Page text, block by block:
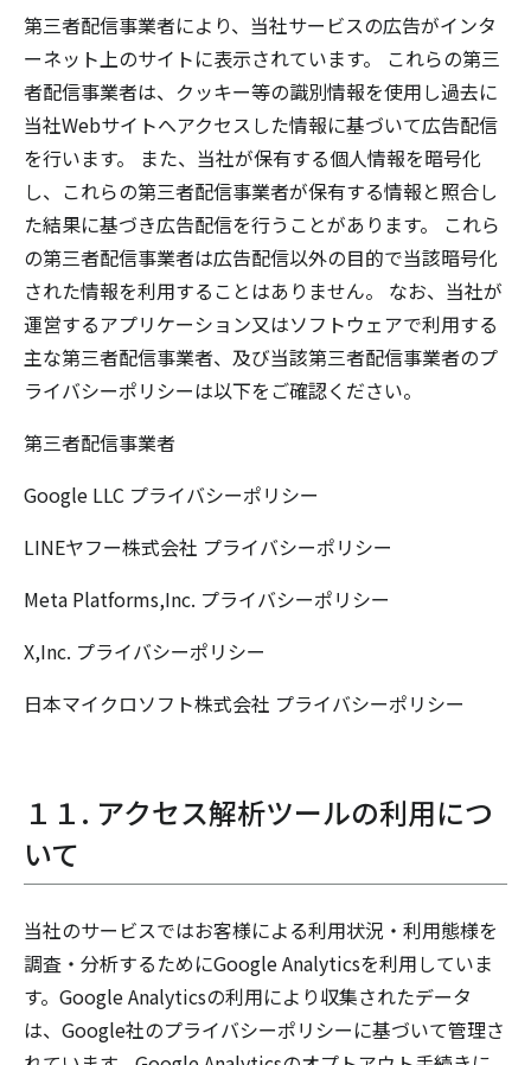
第三者配信事業者により、当社サービスの広告がインタ
ーネット上のサイトに表示されています。 これらの第三
者配信事業者は、クッキー等の識別情報を使用し過去に
当社Webサイトへアクセスした情報に基づいて広告配信
を行います。 また、当社が保有する個人情報を暗号化
し、これらの第三者配信事業者が保有する情報と照合し
た結果に基づき広告配信を行うことがあります。 これら
の第三者配信事業者は広告配信以外の目的で当該暗号化
された情報を利用することはありません。 なお、当社が
運営するアプリケーション又はソフトウェアで利用する
主な第三者配信事業者、及び当該第三者配信事業者のプ
ライバシーポリシーは以下をご確認ください。
第三者配信事業者
Google LLC プライバシーポリシー
LINEヤフー株式会社 プライバシーポリシー
Meta Platforms,Inc. プライバシーポリシー
X,Inc. プライバシーポリシー
日本マイクロソフト株式会社 プライバシーポリシー
１１. アクセス解析ツールの利用につ
いて
当社のサービスではお客様による利用状況・利用態様を
調査・分析するためにGoogle Analyticsを利用していま
す。Google Analyticsの利用により収集されたデータ
は、Google社のプライバシーポリシーに基づいて管理さ